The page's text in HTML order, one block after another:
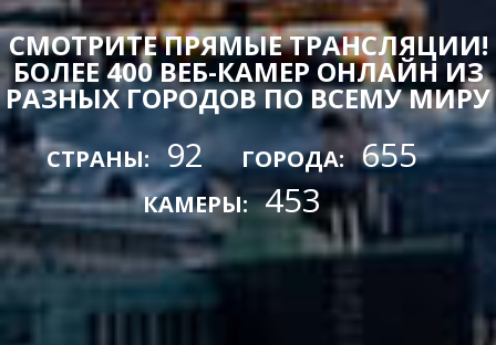
СМОТРИТЕ ПРЯМЫЕ ТРАНСЛЯЦИИ!
БОЛЕЕ 400 ВЕБ-КАМЕР ОНЛАЙН ИЗ
РАЗНЫХ ГОРОДОВ ПО ВСЕМУ МИРУ
СТРАНЫ: 92 ГОРОДА: 655
КАМЕРЫ: 453